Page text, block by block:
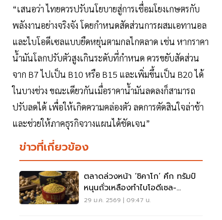
“เสนอว่า ไทยควรปรับนโยบายสู่การเชื่อมโยงเกษตรกับ
พลังงานอย่างจริงจัง โดยกำหนดสัดส่วนการผสมเอทานอล
และไบโอดีเซลแบบยืดหยุ่นตามกลไกตลาด เช่น หากราคา
น้ำมันโลกปรับตัวสูงเกินระดับที่กำหนด ควรขยับสัดส่วน
จาก B7 ไปเป็น B10 หรือ B15 และเพิ่มขึ้นเป็น B20 ได้
ในบางช่วง ขณะเดียวกันเมื่อราคาน้ำมันลดลงก็สามารถ
ปรับลดได้ เพื่อให้เกิดความคล่องตัว ลดการตัดสินใจล่าช้า
และช่วยให้ภาคธุรกิจวางแผนได้ชัดเจน”
ข่าวที่เกี่ยวข้อง
ตลาดล่วงหน้า ‘ชิคาโก’ คึก ทรัมป์
หนุนถั่วเหลืองทำไบโอดีเซล-
ข้าวโพดทำ E15 ดันราคาพุ่งยกแผง
29 ม.ค. 2569 | 09:47 น.